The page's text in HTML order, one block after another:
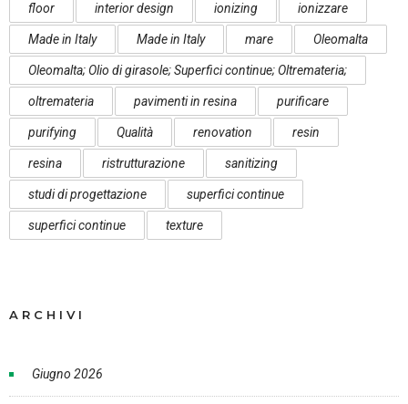
floor interior design ionizing ionizzare
Made in Italy Made in Italy mare Oleomalta
Oleomalta; Olio di girasole; Superfici continue; Oltremateria;
oltremateria pavimenti in resina purificare
purifying Qualità renovation resin
resina ristrutturazione sanitizing
studi di progettazione superfici continue
superfici continue texture
ARCHIVI
Giugno 2026